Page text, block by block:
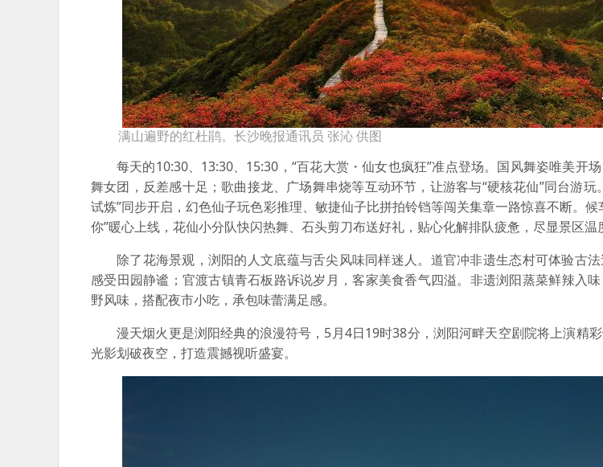
满山遍野的红杜鹃。长沙晚报通讯员 张沁 供图
每天的10:30、13:30、15:30，“百花大赏・仙女也疯狂”准点登场。国风舞姿唯美开
舞女团，反差感十足；歌曲接龙、广场舞串烧等互动环节，让游客与“硬核花仙”同台游
试炼”同步开启，幻色仙子玩色彩推理、敏捷仙子比拼拍铃铛等闯关集章一路惊喜不断。
你”暖心上线，花仙小分队快闪热舞、石头剪刀布送好礼，贴心化解排队疲惫，尽显景区温
除了花海景观，浏阳的人文底蕴与舌尖风味同样迷人。道官冲非遗生态村可体验古
感受田园静谧；官渡古镇青石板路诉说岁月，客家美食香气四溢。非遗浏阳蒸菜鲜辣入
野风味，搭配夜市小吃，承包味蕾满足感。
漫天烟火更是浏阳经典的浪漫符号，5月4日19时38分，浏阳河畔天空剧院将上演精
光影划破夜空，打造震撼视听盛宴。